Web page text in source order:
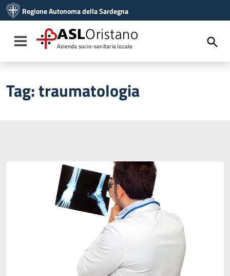
Vai al menu di navigazione
Vai al footer
Regione Autonoma della Sardegna
Toggle navigation
ASLOristano
Azienda socio-sanitaria locale
Tag:traumatologia